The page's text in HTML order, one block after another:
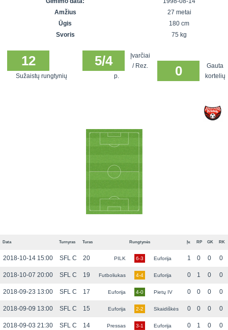
SFL rudens
Snaigės taurė
čempionatas
Vilnius
Amžius
27 metai
Ūgis
180 cm
Svoris
75 kg
12
Sužaistų rungtynių
5/4
Įvarčiai
/ Rez.
p.
0
Gauta
kortelių
Data Turnyras Turas Rungtynės Įv. RP GK RK
2018-10-14 15:00 SFL C 20 PILK 6-3 Euforija 1 0 0 0
2018-10-07 20:00 SFL C 19 Futboliukas 4-4 Euforija 0 1 0 0
2018-09-23 13:00 SFL C 17 Euforija 4-0 Pietų IV 0 0 0 0
2018-09-09 13:00 SFL C 15 Euforija 2-2 Skaidiškės 0 0 0 0
2018-09-03 21:30 SFL C 14 Pressas 3-1 Euforija 0 1 0 0